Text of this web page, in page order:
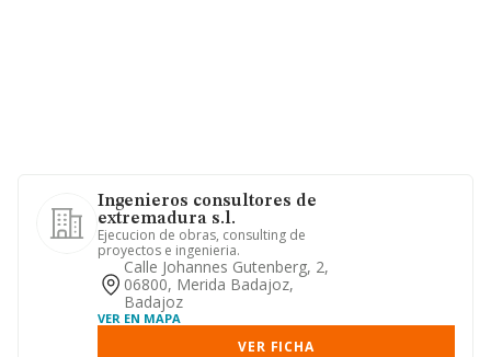
Ingenieros consultores de
extremadura s.l.
Ejecucion de obras, consulting de
proyectos e ingenieria.
Calle Johannes Gutenberg, 2,
06800, Merida Badajoz,
Badajoz
VER EN MAPA
VER FICHA